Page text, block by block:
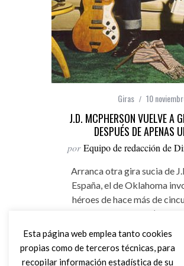
Giras 10
J.D. MCPHERSON VUELVE A
DESPUÉS DE APENAS
por Equipo de redacción de
Arranca otra gira sucia de
España, el de Oklahoma
héroes de hace más de
noviembre, Madrid (Sala
(Sala Beat), 12,
Stomp), 13, Hondarribia
Liérganes (Los Picos), 15,
Esta página web emplea tanto cookies
propias como de terceros técnicas, para
recopilar información estadística de su